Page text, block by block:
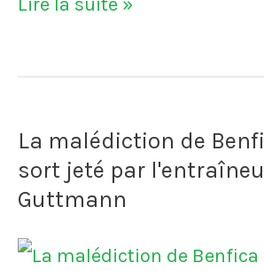
et
banderole
provocatrice
"Pays
La malédiction de
sort jeté par
Guttmann